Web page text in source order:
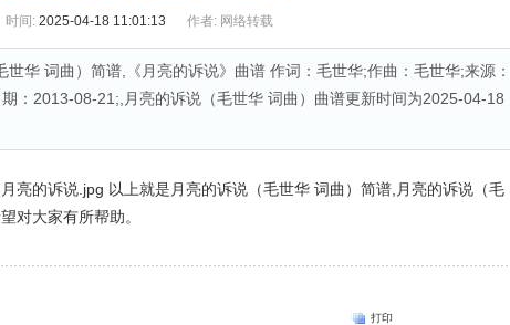
时间: 2025-04-18 11:01:13 作者: 网络转载
华 词曲）简谱,《月亮的诉说》曲谱 作词：毛世华;作曲：毛世华;来源：
：2013-08-21;,月亮的诉说（毛世华 词曲）曲谱更新时间为2025-04-18
以上就是月亮的诉说（毛世华 词曲）简谱,月亮的诉说（毛
对大家有所帮助。
打印